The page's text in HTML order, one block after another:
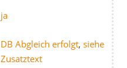
ja
DB Abgleich erfolgt,siehe
Zusatztext